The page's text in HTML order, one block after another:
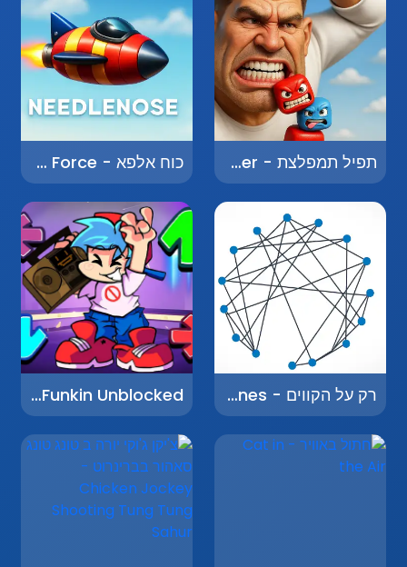
תפיל תמפלצת - Tefil the Monster כוח אלפא - Alpha Force
רק על הקווים - Only on the Lines Friday Night Funkin Unblocked - מסיבת יום שישי פאנקין